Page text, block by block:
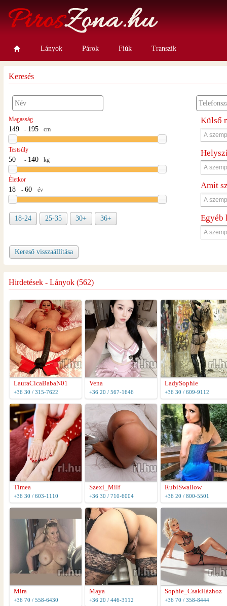
Lányok Párok Fiúk Transzik
Keresés
Magasság
-
cm
Testsúly
-
kg
Életkor
-
év
18-24 25-35 30+ 36+
Külső
Amit
Egyéb
Kereső visszaállítása
Hirdetések - Lányok (562)
LauraCicaBabaN01
+36 30 / 315-7622
Vena
+36 20 / 567-1646
LadySophie
+36 30 / 609-9112
Tímea
+36 30 / 603-1110
Szexi_Milf
+36 30 / 710-6004
RubiSwallow
+36 20 / 800-5501
Mira
+36 70 / 558-6430
Maya
+36 20 / 446-3112
Sophie_CsakHázhoz
+36 70 / 358-8444